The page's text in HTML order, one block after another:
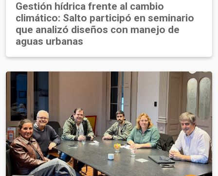
Gestión hídrica frente al cambio
climático: Salto participó en seminario
que analizó diseños con manejo de
aguas urbanas